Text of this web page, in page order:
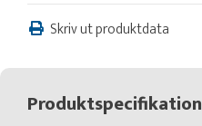
Skriv ut produktdata
Produktspecifikation